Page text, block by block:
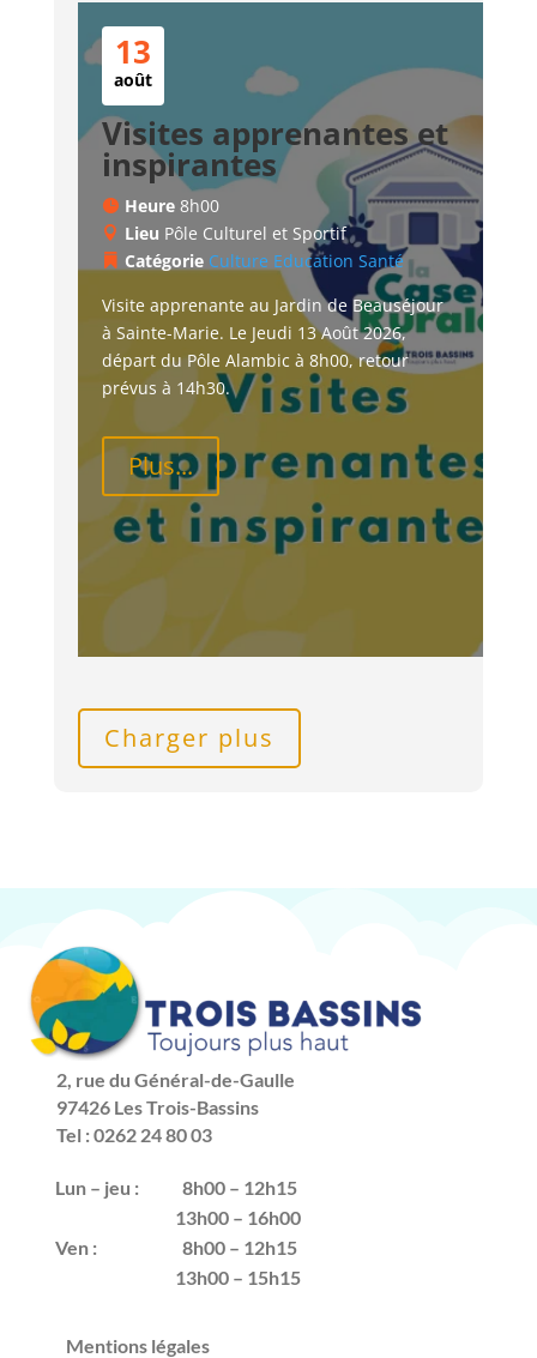
13
août
Visites apprenantes et
inspirantes
Heure 8h00
Lieu Pôle Culturel et Sportif
Catégorie Culture Education Santé
Visite apprenante au Jardin de Beauséjour
à Sainte-Marie. Le Jeudi 13 Août 2026,
départ du Pôle Alambic à 8h00, retour
prévus à 14h30.
Plus...
Charger plus
2, rue du Général-de-Gaulle
97426 Les Trois-Bassins
Tel : 0262 24 80 03
Lun – jeu :
8h00 – 12h15
13h00 – 16h00
Ven :
8h00 – 12h15
13h00 – 15h15
Mentions légales